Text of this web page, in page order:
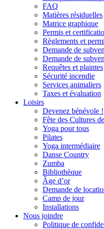
FAQ
Matières résiduelles
Matrice graphique
Permis et
Règlements et
Demande de
Demande de
Requêtes et plaintes
Sécurité incendie
Services animaliers
Taxes et évaluation
Loisirs
Devenez bénévole !
Fête des Cultures
Yoga pour tous
Pilates
Yoga intermédiaire
Danse Country
Zumba
Bibliothèque
Âge d’or
Demande de
Camp de jour
Installations
Nous joindre
Politique de